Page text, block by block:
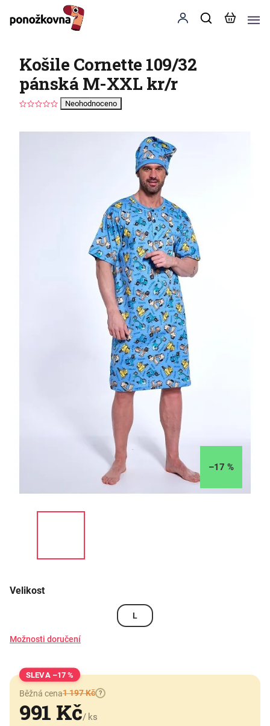
Košile Cornette 109/32
pánská M-XXL kr/r
Neohodnoceno
–17 %
Velikost
L
Možnosti doručení
–17 %
Běžná cena1 197 Kč ?
991 Kč/ ks